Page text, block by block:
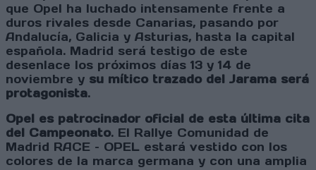
que Opel ha luchado intensamente frente a
duros rivales desde Canarias, pasando por
Andalucía, Galicia y Asturias, hasta la capital
española. Madrid será testigo de este
desenlace los próximos días 13 y 14 de
noviembre y su mítico trazado del Jarama será
protagonista.
Opel es patrocinador oficial de esta última cita
del Campeonato. El Rallye Comunidad de
Madrid RACE – OPEL estará vestido con los
colores de la marca germana y con una amplia